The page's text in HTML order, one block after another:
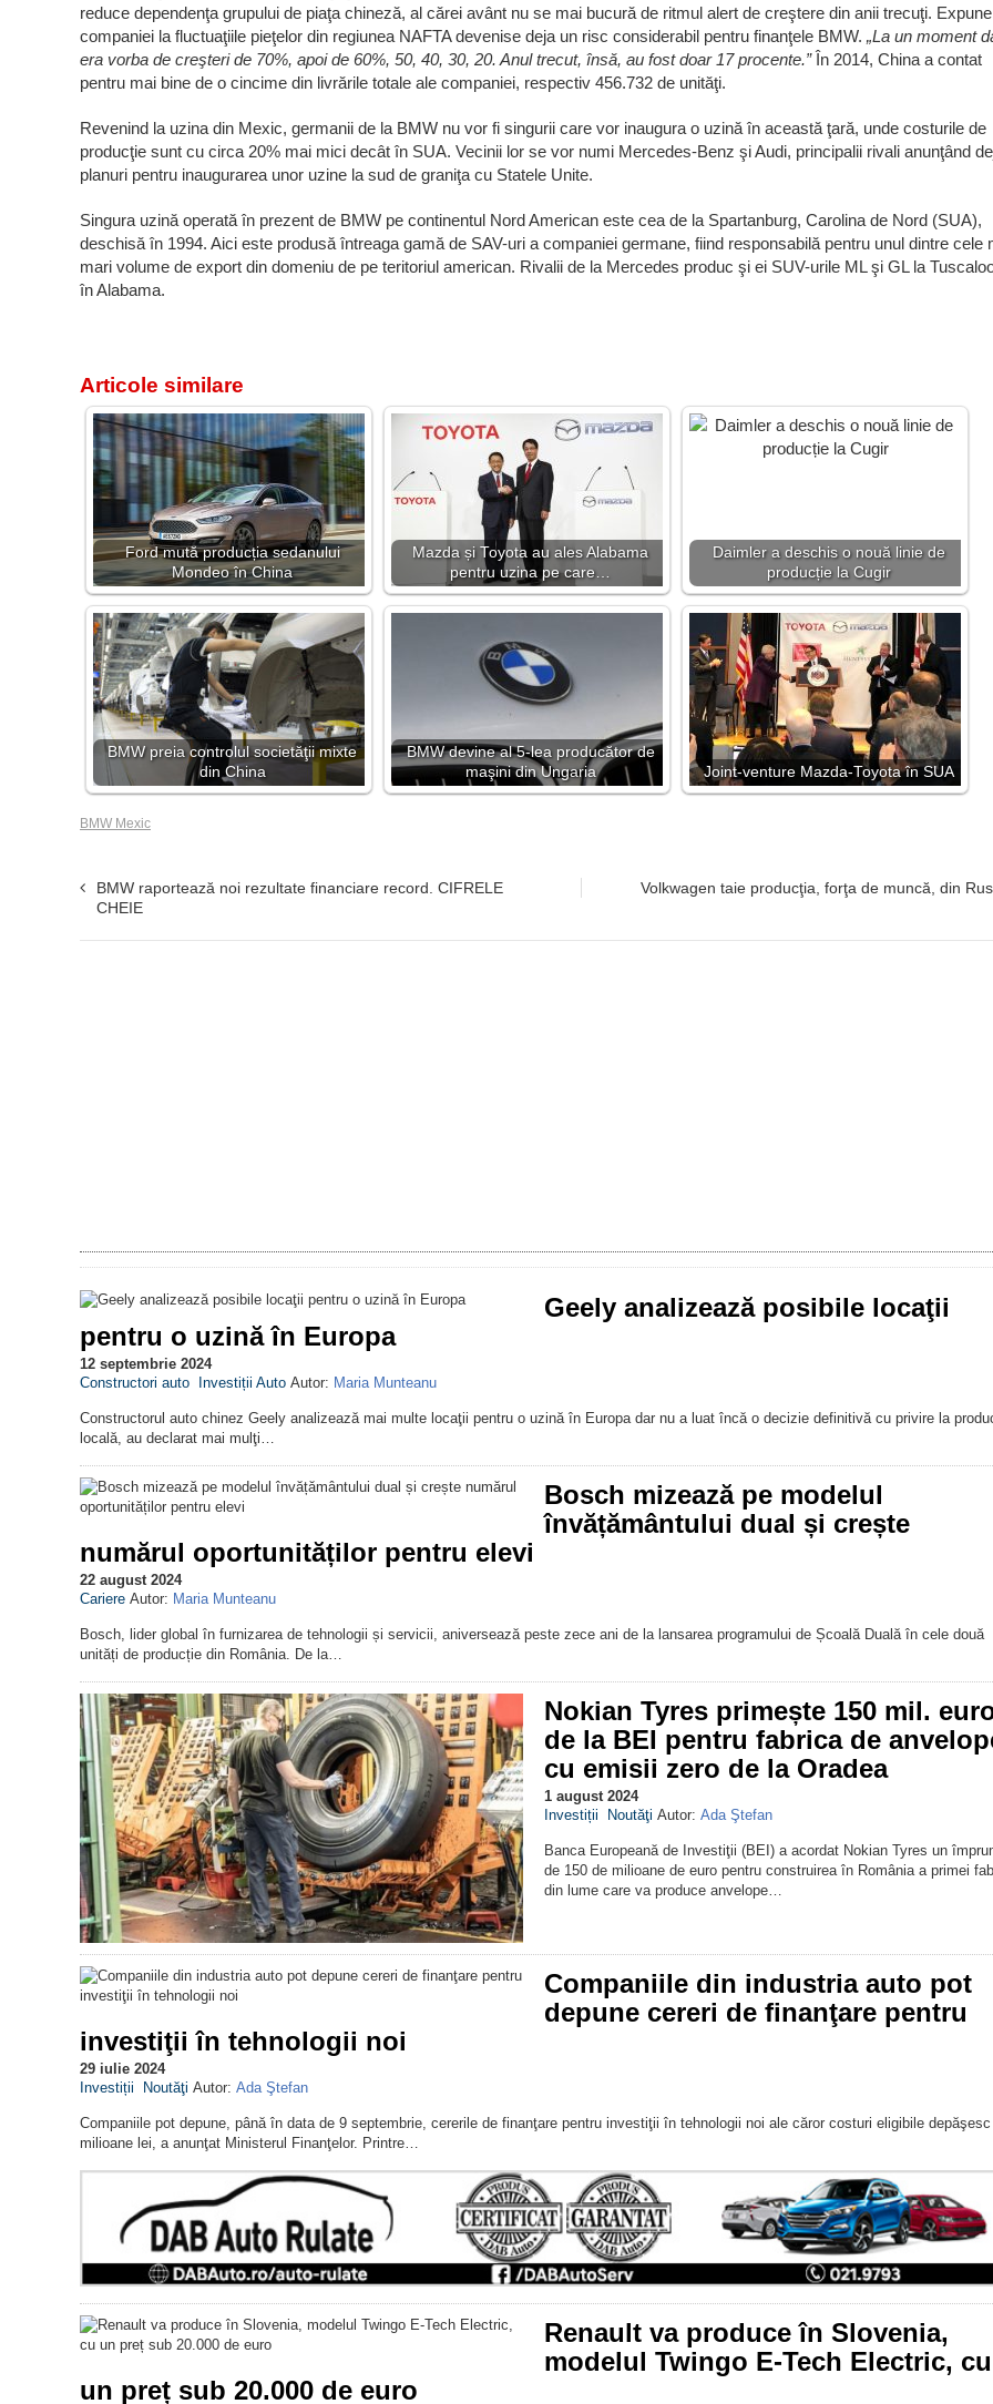
reduce dependenţa grupului de piaţa chineză, al cărei avânt nu se mai bucură de ritmul alert de creştere din anii trecuţi.
companiei la fluctuaţiile pieţelor din regiunea NAFTA devenise deja un risc considerabil pentru finanţele BMW. „La un moment
era vorba de creşteri de 70%, apoi de 60%, 50, 40, 30, 20. Anul trecut, însă, au fost doar 17 procente.”În 2014, China a contat
pentru mai bine de o cincime din livrările totale ale companiei, respectiv 456.732 de unităţi.
Revenind la uzina din Mexic, germanii de la BMW nu vor fi singurii care vor inaugura o uzină în această ţară, unde costurile de
producţie sunt cu circa 20% mai mici decât în SUA. Vecinii lor se vor numi Mercedes-Benz şi Audi, principalii rivali anunţând
planuri pentru inaugurarea unor uzine la sud de graniţa cu Statele Unite.
Singura uzină operată în prezent de BMW pe continentul Nord American este cea de la Spartanburg, Carolina de Nord (SUA),
deschisă în 1994. Aici este produsă întreaga gamă de SAV-uri a companiei germane, fiind responsabilă pentru unul dintre cele
mari volume de export din domeniu de pe teritoriul american. Rivalii de la Mercedes produc şi ei SUV-urile ML şi GL la
în Alabama.
Articole similare
Ford mută producția sedanului
Mondeo în China
Mazda și Toyota au ales Alabama
pentru uzina pe care…
Daimler a deschis o nouă linie de
producție la Cugir
BMW preia controlul societăţii mixte
din China
BMW devine al 5-lea producător de
maşini din Ungaria
Joint-venture Mazda-Toyota în SUA
BMW Mexic
BMW raportează noi rezultate financiare record. CIFRELE
CHEIE
Volkwagen taie producţia, forţa de muncă, din
Geely analizează posibile locaţii
pentru o uzină în Europa
12 septembrie 2024
Constructori auto
Investiții Auto Autor: Maria Munteanu
Constructorul auto chinez Geely analizează mai multe locaţii pentru o uzină în Europa dar nu a luat încă o decizie definitivă cu privire la
locală, au declarat mai mulţi…
Bosch mizează pe modelul
învățământului dual și crește
numărul oportunităților pentru elevi
22 august 2024
Cariere Autor: Maria Munteanu
Bosch, lider global în furnizarea de tehnologii și servicii, aniversează peste zece ani de la lansarea programului de Școală Duală în cele două
unități de producție din România. De la…
Nokian Tyres primește 150 mil.
de la BEI pentru fabrica de
cu emisii zero de la Oradea
1 august 2024
Investiții
Noutăţi Autor: Ada Ştefan
Banca Europeană de Investiţii (BEI) a acordat Nokian Tyres un
de 150 de milioane de euro pentru construirea în România a primei
din lume care va produce anvelope…
Companiile din industria auto pot
depune cereri de finanţare pentru
investiţii în tehnologii noi
29 iulie 2024
Investiții
Noutăţi Autor: Ada Ştefan
Companiile pot depune, până în data de 9 septembrie, cererile de finanţare pentru investiţii în tehnologii noi ale căror costuri eligibile
milioane lei, a anunţat Ministerul Finanţelor. Printre…
Renault va produce în Slovenia,
modelul Twingo E-Tech Electric, cu
un preț sub 20.000 de euro